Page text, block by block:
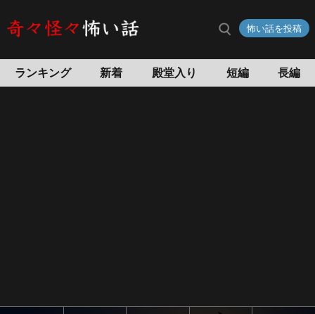
怖い話を投稿
ランキング 新着 殿堂入り 短編 長編